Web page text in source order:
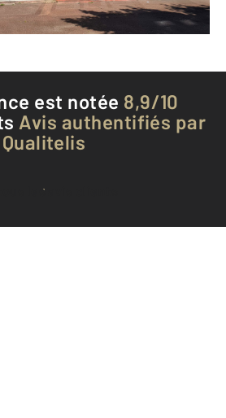
Téléphoner à l'agence
est notée 8,9/10
Avis authentifiés par
Qualitelis
tous les avis clients